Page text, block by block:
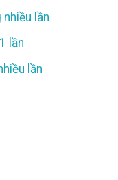
lần
lần
lần